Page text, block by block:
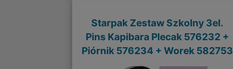
Starpak Zestaw Szkolny 3el.
Pins Kapibara Plecak 576232 +
Piórnik 576234 + Worek 582753